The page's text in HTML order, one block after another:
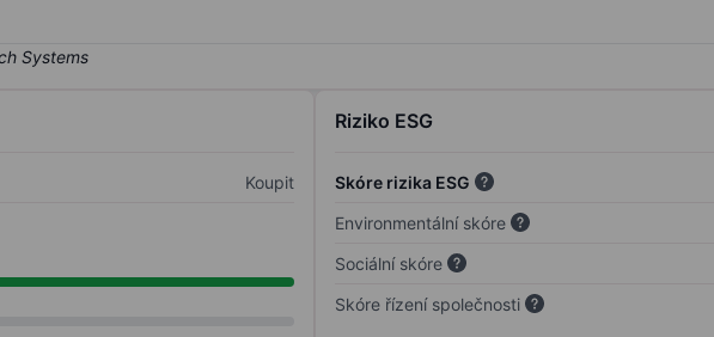
Koupit
Riziko ESG
Skóre rizika ESG
Environmentální skóre
Sociální skóre
Skóre řízení společnosti